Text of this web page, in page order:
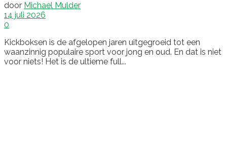
door Michael Mulder
14 juli 2026
0
Kickboksen is de afgelopen jaren uitgegroeid tot een
waanzinnig populaire sport voor jong en oud. En dat is niet
voor niets! Het is de ultieme full...